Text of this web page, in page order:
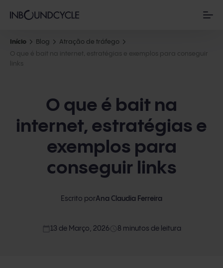
Início Blog
Atração de tráfego
O que é bait na internet, estratégias e exemplos para conseguir
links
O que é bait na
internet, estratégias e
exemplos para
conseguir links
Escrito porAna Claudia Ferreira
access_time 8 minutos de leitura
13 de Março, 2026